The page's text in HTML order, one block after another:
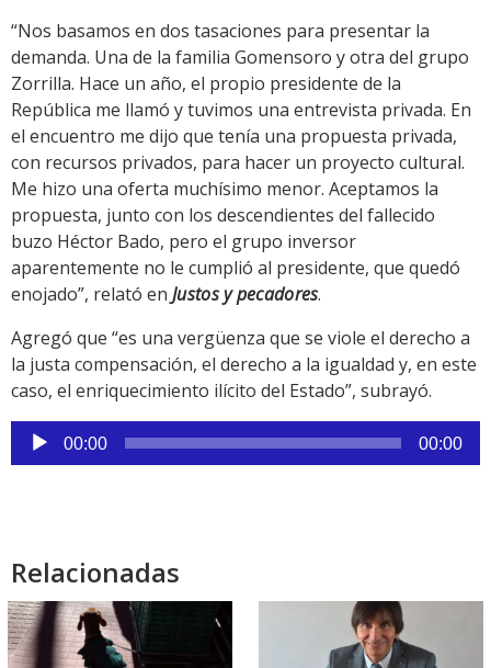
“Nos basamos en dos tasaciones para presentar la
demanda. Una de la familia Gomensoro y otra del grupo
Zorrilla. Hace un año, el propio presidente de la
República me llamó y tuvimos una entrevista privada. En
el encuentro me dijo que tenía una propuesta privada,
con recursos privados, para hacer un proyecto cultural.
Me hizo una oferta muchísimo menor. Aceptamos la
propuesta, junto con los descendientes del fallecido
buzo Héctor Bado, pero el grupo inversor
aparentemente no le cumplió al presidente, que quedó
enojado”, relató en Justos y pecadores.
Agregó que “es una vergüenza que se viole el derecho a
la justa compensación, el derecho a la igualdad y, en este
caso, el enriquecimiento ilícito del Estado”, subrayó.
Reproductor
de
00:00 00:00
Relacionadas